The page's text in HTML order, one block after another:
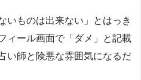
いものは出来ない」とはっき
ィール画面で「ダメ」と記載
い師と険悪な雰囲気になるだ